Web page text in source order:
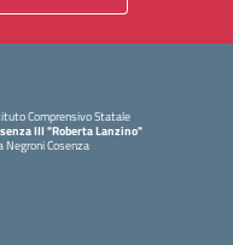
Comprensivo Statale
III "Roberta Lanzino"
Negroni Cosenza
Visita la pagina iniziale della scuola